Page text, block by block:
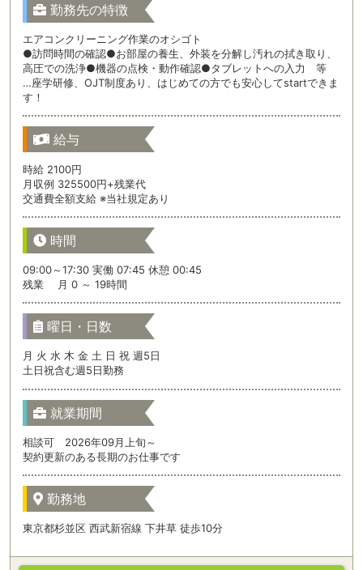
勤務先の特徴
エアコンクリーニング作業のオシゴト
●訪問時間の確認●お部屋の養生、外装を分解し汚れの拭き取り、
高圧での洗浄●機器の点検・動作確認●タブレットへの入力 等
…座学研修、OJT制度あり、はじめての方でも安心してstartできま
す！
給与
時給 2100円
月収例 325500円+残業代
交通費全額支給 ※当社規定あり
時間
09:00～17:30 実働 07:45 休憩 00:45
残業 月 0 ～ 19時間
曜日・日数
月 火 水 木 金 土 日 祝 週5日
土日祝含む週5日勤務
就業期間
相談可 2026年09月上旬～
契約更新のある長期のお仕事です
勤務地
東京都杉並区 西武新宿線 下井草 徒歩10分